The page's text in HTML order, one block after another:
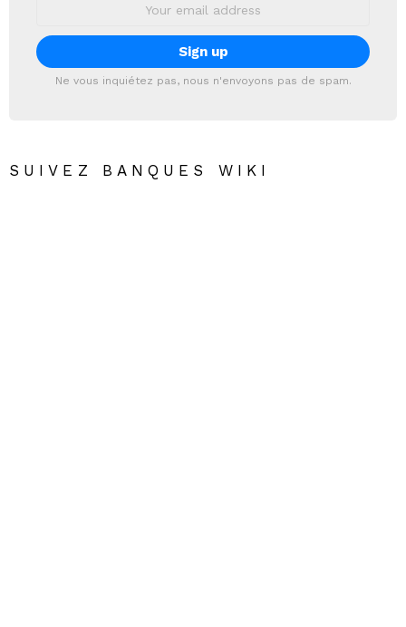
Ne vous inquiétez pas, nous n'envoyons pas de spam.
SUIVEZ BANQUES WIKI